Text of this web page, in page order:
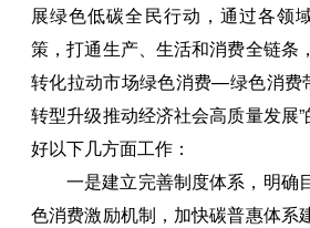
展绿色低碳全民行动，通过各领
策，打通生产、生活和消费全链条
转化拉动市场绿色消费—绿色消
转型升级推动经济社会高质量发展
好以下几方面工作：
一是建立完善制度体系，明确
色消费激励机制，加快碳普惠体系